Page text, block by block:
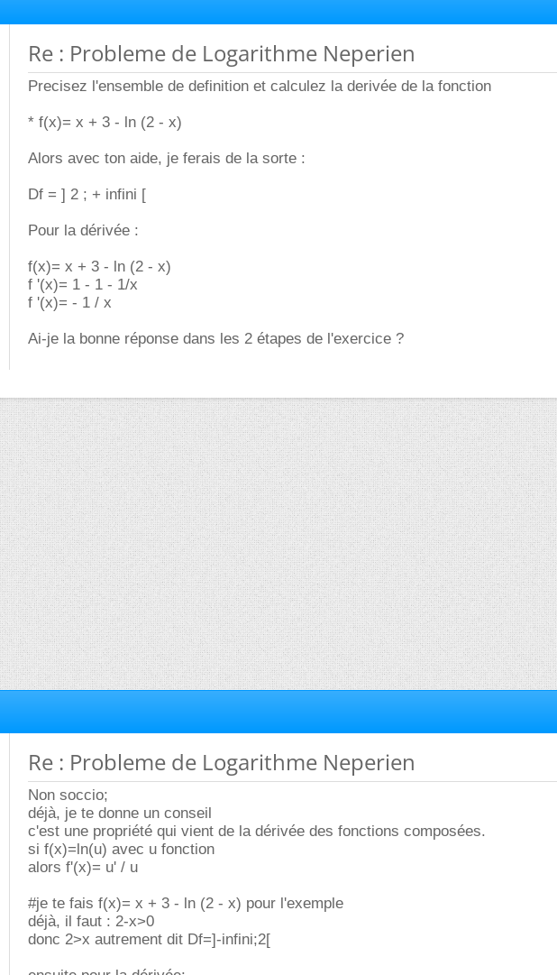
Re : Probleme de Logarithme Neperien
Precisez l'ensemble de definition et calculez la derivée de la fonction
* f(x)= x + 3 - ln (2 - x)
Alors avec ton aide, je ferais de la sorte :
Df = ] 2 ; + infini [
Pour la dérivée :
f(x)= x + 3 - ln (2 - x)
f '(x)= 1 - 1 - 1/x
f '(x)= - 1 / x
Ai-je la bonne réponse dans les 2 étapes de l'exercice ?
Re : Probleme de Logarithme Neperien
Non soccio;
déjà, je te donne un conseil
c'est une propriété qui vient de la dérivée des fonctions composées.
si f(x)=ln(u) avec u fonction
alors f'(x)= u' / u
#je te fais f(x)= x + 3 - ln (2 - x) pour l'exemple
déjà, il faut : 2-x>0
donc 2>x autrement dit Df=]-infini;2[